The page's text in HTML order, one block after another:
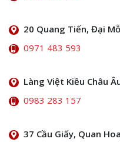
20 Quang Tiến, Đại
0971 483 593
Làng Việt Kiều Châu
0983 283 157
37 Cầu Giấy, Quan